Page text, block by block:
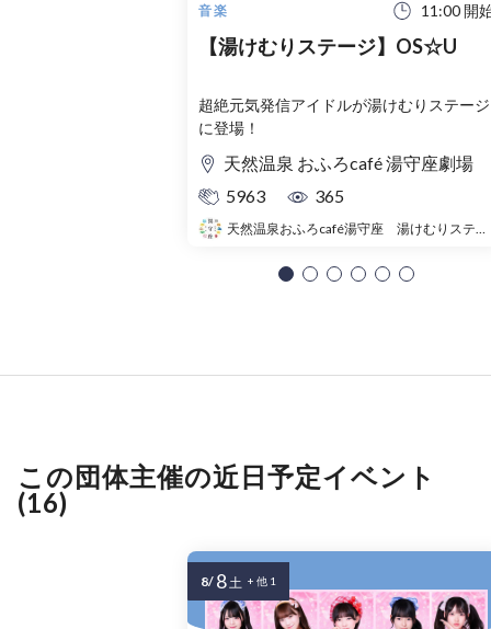
音楽 11:00 開
【湯けむりステージ】OS☆U
超絶元気発信アイドルが湯けむりステージ
に登場！
天然温泉 おふろcafé 湯守座劇場
5963
365
天然温泉おふろcafé湯守座 湯けむりステージ
この団体主催の近日予定イベント
(16)
8/ 8土 + 他 1